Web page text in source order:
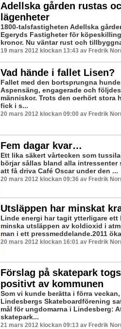
Adellska gården rustas
lägenheter
1800-talsfastigheten Adellska
Egeryds Fastigheter för
kronor. Nu väntar rust och
19 mars 2012 klockan 13:43 av Fredrik
Vad hände i fallet Lisen?
Fallet med den bortsprungna
Aspensäng, engagerade och
människor. Trots den oerhört stora
fick i s...
20 mars 2012 klockan 09:00 av Fredrik
Fem dagar kvar…
Ett lika säkert vårtecken som
börjar sållas bland alla intressenter
att få driva Café Oscar under den ...
20 mars 2012 klockan 09:36 av Fredrik
Utsläppen har minskat
Linde energi har tagit ytterligare ett
minska utsläppen av koldioxid i
man i ett pressmeddelande.2011
20 mars 2012 klockan 16:01 av Fredrik
Förslag på skatepark
positivt av kommunen
Som vi kunde berätta i förra
Lindesbergs Skateboardförening
mål för ungdomarna i Lindesberg:
skatepark...
21 mars 2012 klockan 09:13 av Fredrik